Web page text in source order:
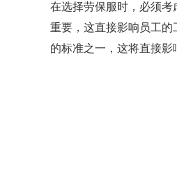
在选择劳保服时，必须
重要，这直接影响员工
的标准之一，这将直接影